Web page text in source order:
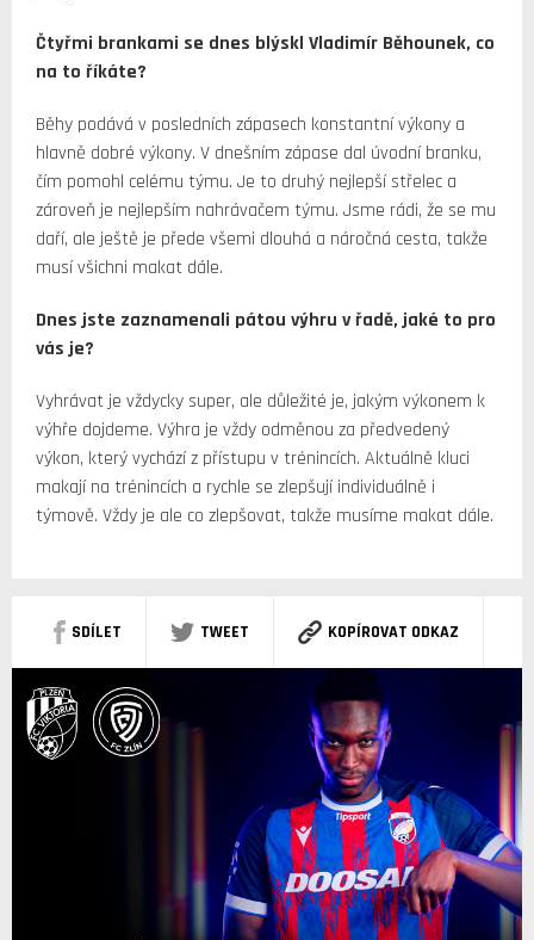
Čtyřmi brankami se dnes blýskl Vladimír Běhounek, co
na to říkáte?
Běhy podává v posledních zápasech konstantní výkony a
hlavně dobré výkony. V dnešním zápase dal úvodní branku,
čím pomohl celému týmu. Je to druhý nejlepší střelec a
zároveň je nejlepším nahrávačem týmu. Jsme rádi, že se mu
daří, ale ještě je přede všemi dlouhá a náročná cesta, takže
musí všichni makat dále.
Dnes jste zaznamenali pátou výhru v řadě, jaké to pro
vás je?
Vyhrávat je vždycky super, ale důležité je, jakým výkonem k
výhře dojdeme. Výhra je vždy odměnou za předvedený
výkon, který vychází z přístupu v trénincích. Aktuálně kluci
makají na trénincích a rychle se zlepšují individuálně i
týmově. Vždy je ale co zlepšovat, takže musíme makat dále.
SDÍLET TWEET KOPÍROVAT ODKAZ